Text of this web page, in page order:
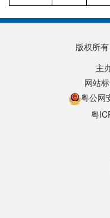
版权所有
主
网站
粤公网
粤